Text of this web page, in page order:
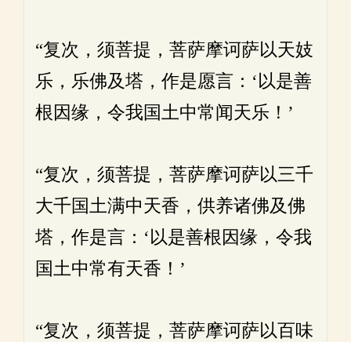
“复次，须菩提，菩萨摩诃萨以天妓
乐，乐佛及塔，作是愿言：‘以是善
根因缘，令我国土中常闻天乐！’
“复次，须菩提，菩萨摩诃萨以三千
大千国土满中天香，供养诸佛及佛
塔，作是言：‘以是善根因缘，令我
国土中常有天香！’
“复次，须菩提，菩萨摩诃萨以百味